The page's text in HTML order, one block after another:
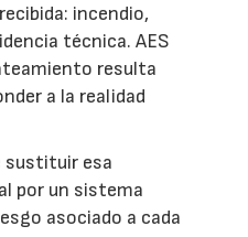
incendio,
técnica. AES
resulta
a la realidad
sustituir esa
por un sistema
asociado a cada